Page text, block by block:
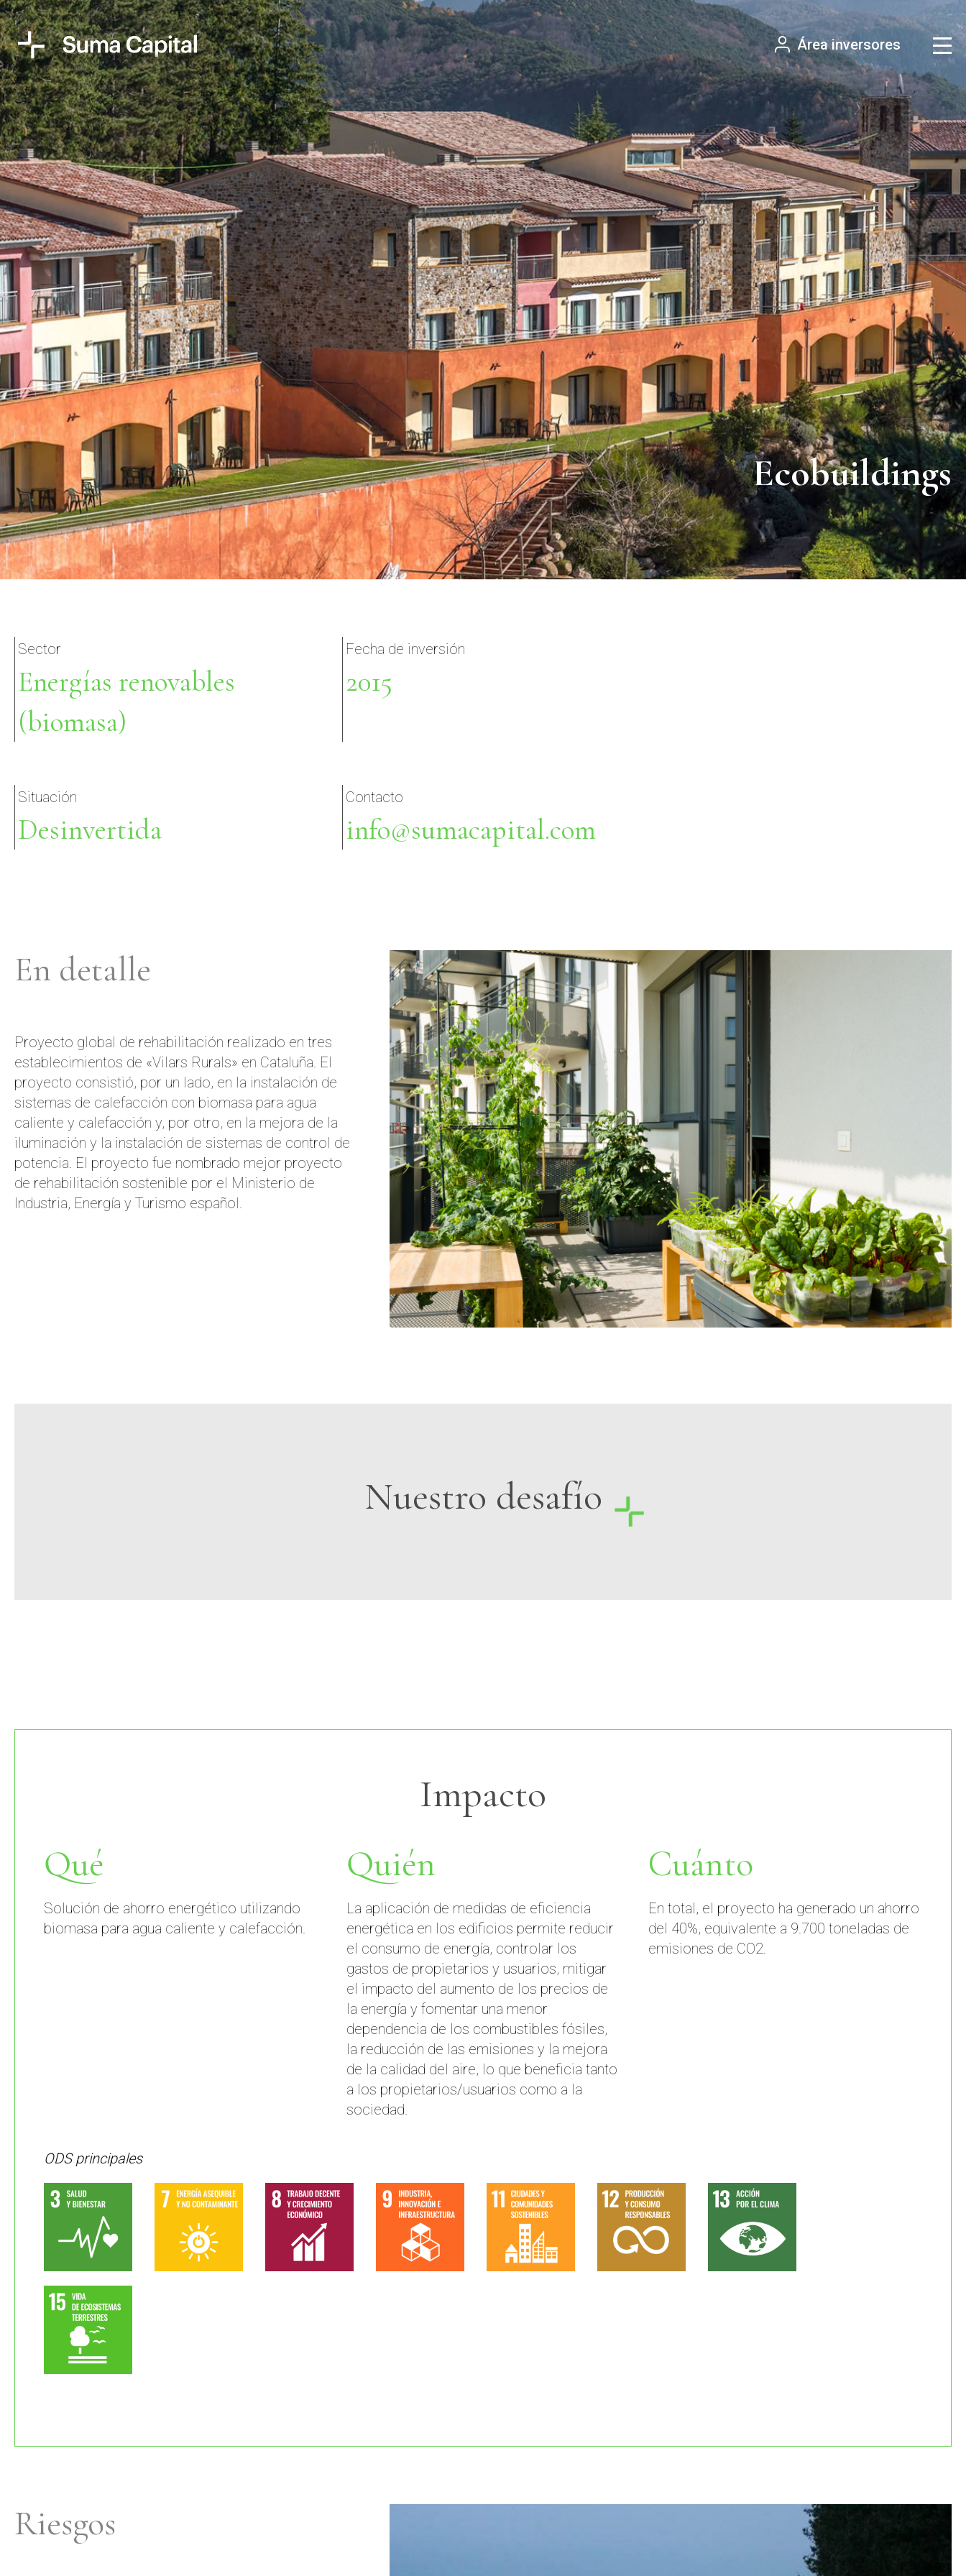
Área inversores
Ecobuildings
Sector
Energías renovables
(biomasa)
Fecha de inversión
2015
Situación
Desinvertida
Contacto
info@sumacapital.com
En detalle
Proyecto global de rehabilitación realizado en tres
establecimientos de «Vilars Rurals» en Cataluña. El
proyecto consistió, por un lado, en la instalación de
sistemas de calefacción con biomasa para agua
caliente y calefacción y, por otro, en la mejora de la
iluminación y la instalación de sistemas de control de
potencia. El proyecto fue nombrado mejor proyecto
de rehabilitación sostenible por el Ministerio de
Industria, Energía y Turismo español.
Nuestro desafío
Impacto
Qué
Solución de ahorro energético utilizando
biomasa para agua caliente y calefacción.
Quién
La aplicación de medidas de eficiencia
energética en los edificios permite reducir
el consumo de energía, controlar los
gastos de propietarios y usuarios, mitigar
el impacto del aumento de los precios de
la energía y fomentar una menor
dependencia de los combustibles fósiles,
la reducción de las emisiones y la mejora
de la calidad del aire, lo que beneficia tanto
a los propietarios/usuarios como a la
sociedad.
Cuánto
En total, el proyecto ha generado un ahorro
del 40%, equivalente a 9.700 toneladas de
emisiones de CO2.
ODS principales
Riesgos